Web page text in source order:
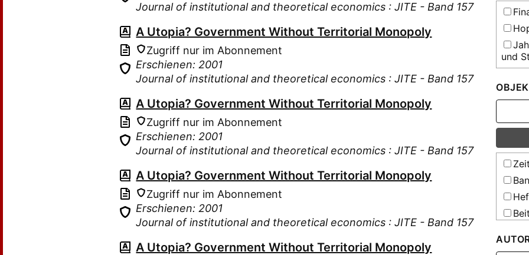
Journal of institutional and theoretical economics : JITE - Band 157
A Utopia? Government Without Territorial Monopoly
Zugriff nur im Abonnement
Erschienen: 2001
Journal of institutional and theoretical economics : JITE - Band 157
A Utopia? Government Without Territorial Monopoly
Zugriff nur im Abonnement
Erschienen: 2001
Journal of institutional and theoretical economics : JITE - Band 157
A Utopia? Government Without Territorial Monopoly
Zugriff nur im Abonnement
Erschienen: 2001
Journal of institutional and theoretical economics : JITE - Band 157
A Utopia? Government Without Territorial Monopoly
und